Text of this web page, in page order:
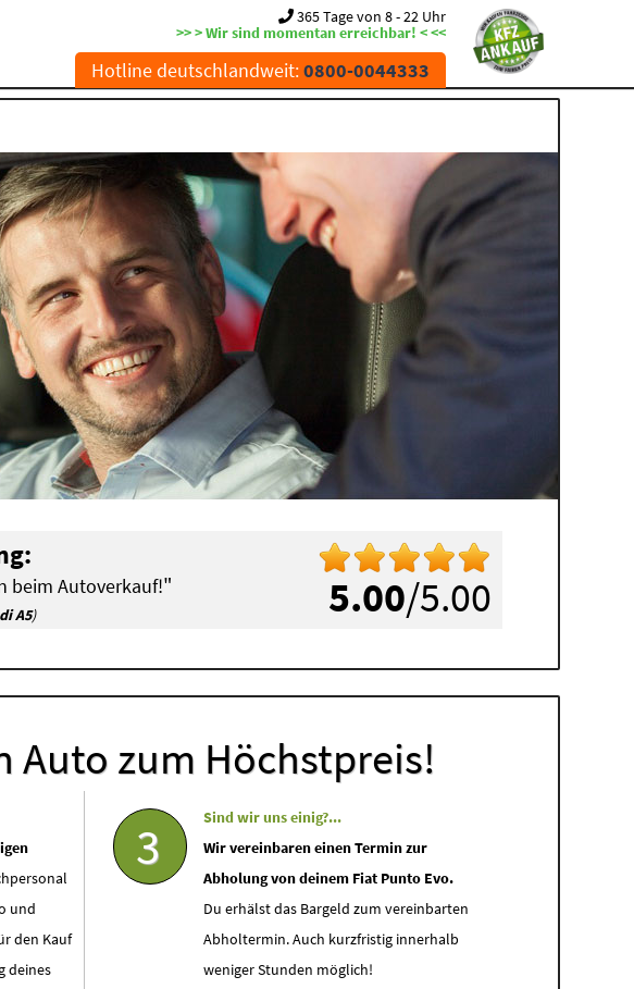
365 Tage von 8 - 22 Uhr
>> > Wir sind momentan erreichbar! < <<
Hotline deutschlandweit:0800-0044333
5.00/5.00
beim Autoverkauf!"
A5)
Auto zum Höchstpreis!
und
den Kauf
deines
3
Sind wir uns einig?...
Wir vereinbaren einen Termin zur
Abholung von deinem Fiat Punto Evo.
Du erhälst das Bargeld zum vereinbarten
Abholtermin. Auch kurzfristig innerhalb
weniger Stunden möglich!